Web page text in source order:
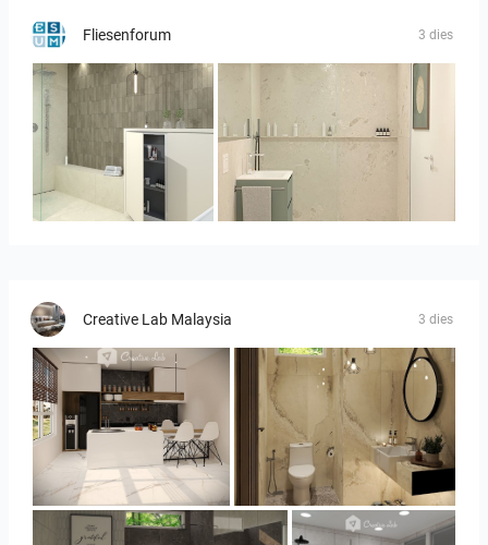
Fliesenforum 3 dies
Bild_3 Bild__1
Creative Lab Malaysia 3 dies
YUSMAN_KITCHEN YUSMAN_BATHROOM